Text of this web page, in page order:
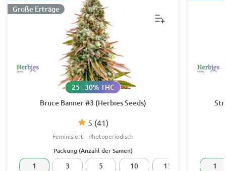
Bruce Banner #3 (Herbies Seeds)
5 (41)
25 - 30% THC
Feminisiert Photoperiodisch
Große Erträge
Packung (Anzahl der Samen)
1 3 5 10 15 20 1